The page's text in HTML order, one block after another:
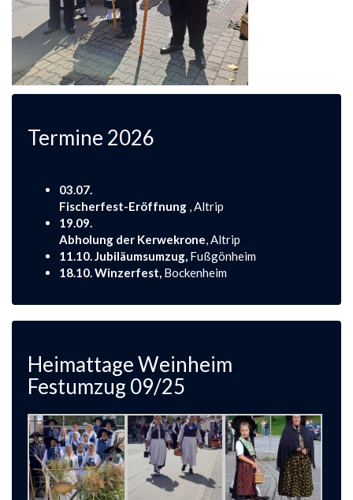
Termine 2026
03.07.
Fischerfest-Eröffnung , Altrip
19.09.
Abholung der Kerwekrone , Altrip
11.10. Jubiläumsumzug, Fußgönheim
18.10. Winzerfest, Bockenheim
Heimattage Weinheim
Festumzug 09/25